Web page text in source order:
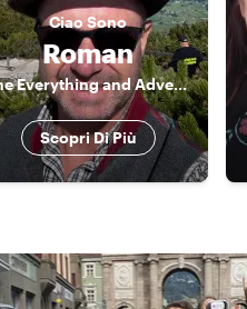
CiaoSono
Roman
The Everything and Adventurous Guide
Scopri Di Più